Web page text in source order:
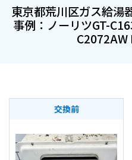
東京都荒川区ガス給湯
事例：ノーリツGT-
C2072AW
交換前